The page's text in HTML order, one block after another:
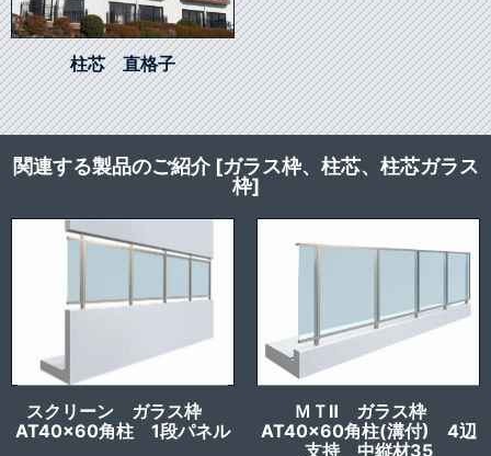
柱芯 直格子
関連する製品のご紹介 [ガラス枠、柱芯、柱芯ガラス
枠]
スクリーン ガラス枠
AT40x60角柱 1段パネル
ＭＴⅡ ガラス枠
AT40x60角柱(溝付) 4辺
支持 中縦材35